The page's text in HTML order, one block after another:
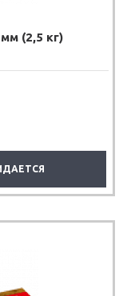
(2,5 кг)